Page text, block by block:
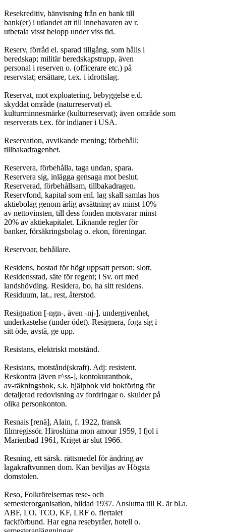
Resekreditiv, hänvisning från en bank till
bank(er) i utlandet att till innehavaren av r.
utbetala visst belopp under viss tid.
Reserv, förråd el. sparad tillgång, som hålls i
beredskap; militär beredskapstrupp, även
personal i reserven o. (officerare etc.) på
reservstat; ersättare, t.ex. i idrottslag.
Reservat, mot exploatering, bebyggelse e.d.
skyddat område (naturreservat) el.
kulturminnesmärke (kulturreservat); även område som
reserverats t.ex. för indianer i USA.
Reservation, avvikande mening; förbehåll;
tillbakadragenhet.
Reservera, förbehålla, taga undan, spara.
Reservera sig, inlägga gensaga mot beslut.
Reserverad, förbehållsam, tillbakadragen.
Reservfond, kapital som enl. lag skall samlas hos
aktiebolag genom årlig avsättning av minst 10%
av nettovinsten, till dess fonden motsvarar minst
20% av aktiekapitalet. Liknande regler för
banker, försäkringsbolag o. ekon, föreningar.
Reservoar, behållare.
Residens, bostad för högt uppsatt person; slott.
Residensstad, säte för regent; i Sv. ort med
landshövding. Residera, bo, ha sitt residens.
Residuum, lat., rest, återstod.
Resignation [-ngn-, även -nj-], undergivenhet,
underkastelse (under ödet). Resignera, foga sig i
sitt öde, avstå, ge upp.
Resistans, elektriskt motstånd.
Resistans, motstånd(skraft). Adj: resistent.
Reskontra [även r^ss-], kontokurantbok,
av-räkningsbok, s.k. hjälpbok vid bokföring för
detaljerad redovisning av fordringar o. skulder på
olika personkonton.
Resnais [renä], Alain, f. 1922, fransk
filmregissör. Hiroshima mon amour 1959, I fjol i
Marienbad 1961, Kriget är slut 1966.
Resning, ett särsk. rättsmedel för ändring av
lagakraftvunnen dom. Kan beviljas av Högsta
domstolen.
Reso, Folkrörelsernas rese- och
semesterorganisation, bildad 1937. Anslutna till R. är bl.a.
ABF, LO, TCO, KF, LRF o. flertalet
fackförbund. Har egna resebyråer, hotell o.